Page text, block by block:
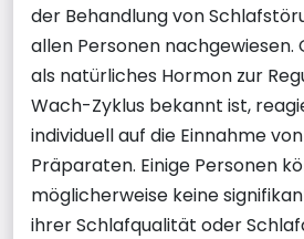
der Behandlung von
allen Personen nachgewiesen.
als natürliches Hormon zur
Wach-Zyklus bekannt ist,
individuell auf die Einnahme
Präparaten. Einige Personen
möglicherweise keine
ihrer Schlafqualität oder